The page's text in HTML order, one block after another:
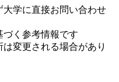
大学に直接お問い合わせ
づく参考情報です
変更される場合があり